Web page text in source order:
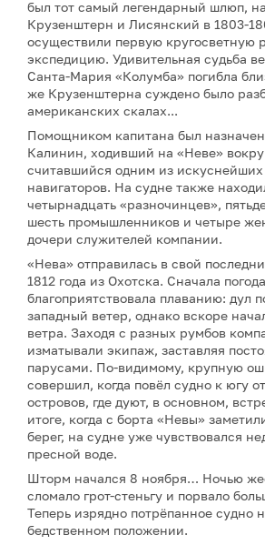
был тот самый легендарный шлюп,
Крузенштерн и Лисянский в 1803-
осуществили первую кругосветную
экспедицию. Удивительная судьба
Санта-Мария «Колумба» погибла
же Крузенштерна суждено было
американских скалах...
Помощником капитана был
Калинин, ходивший на «Неве»
считавшийся одним из
навигаторов. На судне также
четырнадцать «разночинцев»,
шесть промышленников и четыре
дочери служителей компании.
«Нева» отправилась в свой
1812 года из Охотска. Сначала погода
благоприятствовала плаванию: дул
западный ветер, однако вскоре
ветра. Заходя с разных румбов
изматывали экипаж, заставляя
парусами. По-видимому, крупную
совершил, когда повёл судно к югу
островов, где дуют, в основном,
итоге, когда с борта «Невы»
берег, на судне уже чувствовался
пресной воде.
Шторм начался 8 ноября… Ночью
сломало грот-стеньгу и порвало
Теперь изрядно потрёпанное судно
бедственном положении.